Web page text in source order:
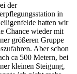
der
in
hatten wir
Chance wieder mit
größeren Gruppe
Aber schon
ca 500 Metern, bei
kleinen Steigung,